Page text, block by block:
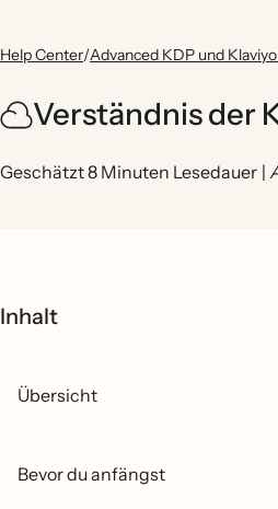
Help Center/Advanced KDP und
Verständnis der
Geschätzt 8 Minuten Lesedauer |
Inhalt
Übersicht
Bevor du anfängst